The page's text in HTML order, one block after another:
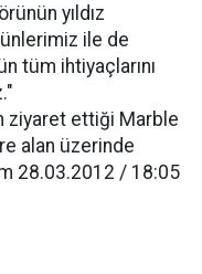
yıldız
ile de
tüm ihtiyaçlarını
ziyaret ettiği Marble
alan üzerinde
28.03.2012 / 18:05